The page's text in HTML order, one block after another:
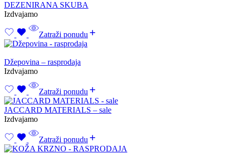
DEZENIRANA SKUBA
Izdvajamo
Zatraži ponudu
Džepovina – rasprodaja
Izdvajamo
Zatraži ponudu
JACCARD MATERIALS – sale
Izdvajamo
Zatraži ponudu